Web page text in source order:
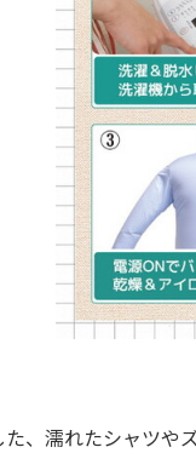
、濡れたシャツや